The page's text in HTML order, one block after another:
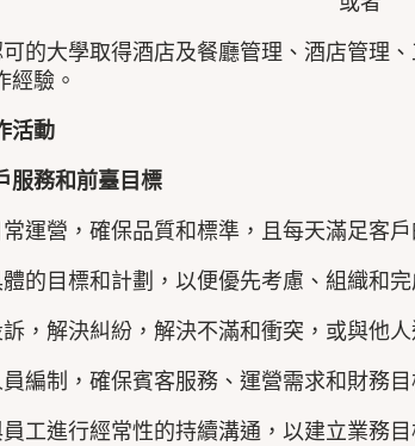
可的大學取得酒店及餐廳管理、酒店管理
經驗。
活動
服務和前臺目標
常運營，確保品質和標準，且每天滿足客戶
體的目標和計劃，以便優先考慮、組織和完
訴，解決糾紛，解決不滿和衝突，或與他人
員編制，確保賓客服務、運營需求和財務
員工進行經常性的持續溝通，以建立業務